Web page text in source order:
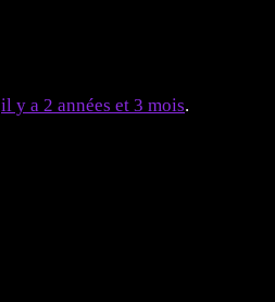
il y a 2 années et 3 mois.